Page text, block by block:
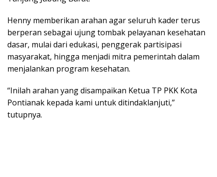
Henny memberikan arahan agar seluruh kader terus
berperan sebagai ujung tombak pelayanan kesehatan
dasar, mulai dari edukasi, penggerak partisipasi
masyarakat, hingga menjadi mitra pemerintah dalam
menjalankan program kesehatan.
“Inilah arahan yang disampaikan Ketua TP PKK Kota
Pontianak kepada kami untuk ditindaklanjuti,”
tutupnya.